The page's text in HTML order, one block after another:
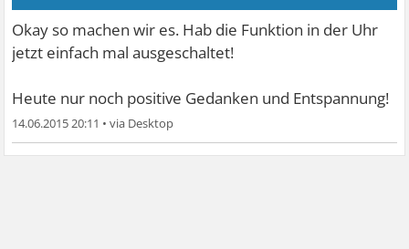
Okay so machen wir es. Hab die Funktion in der Uhr
jetzt einfach mal ausgeschaltet!
Heute nur noch positive Gedanken und Entspannung!
14.06.2015 20:11 •